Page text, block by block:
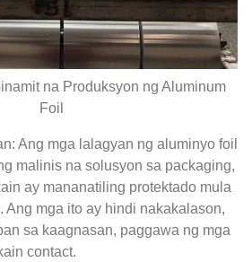
na Produksyon ng Aluminum
Foil
Ang mga lalagyan ng aluminyo foil
malinis na solusyon sa packaging,
ay mananatiling protektado mula
Ang mga ito ay hindi nakakalason,
sa kaagnasan, paggawa ng mga
contact.